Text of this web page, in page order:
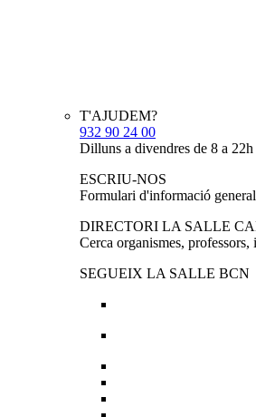
T'AJUDEM?
932 90 24 00
Dilluns a divendres de 8 a 22h
ESCRIU-NOS
Formulari d'informació general
DIRECTORI LA SALLE
Cerca organismes, professors,
SEGUEIX LA SALLE BCN